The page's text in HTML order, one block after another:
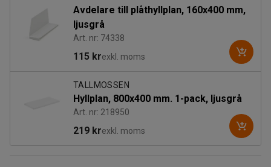
Avdelare till plåthyllplan, 160x400 mm,
ljusgrå
Art. nr: 74338
115 krexkl. moms
TALLMOSSEN
Hyllplan, 800x400 mm. 1-pack, ljusgrå
Art. nr: 218950
219 krexkl. moms